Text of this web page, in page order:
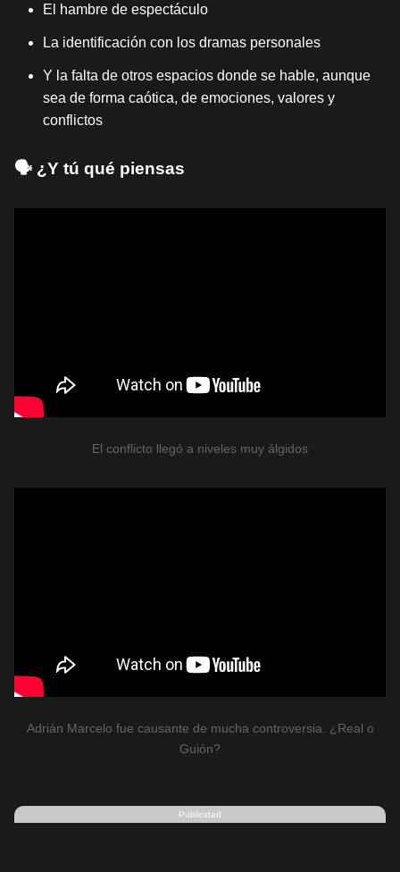
El hambre de espectáculo
La identificación con los dramas personales
Y la falta de otros espacios donde se hable, aunque
sea de forma caótica, de emociones, valores y
conflictos
🗣️ ¿Y tú qué piensas
El conflicto llegó a niveles muy álgidos
Adrián Marcelo fue causante de mucha controversia. ¿Real o
Guión?
Publicidad